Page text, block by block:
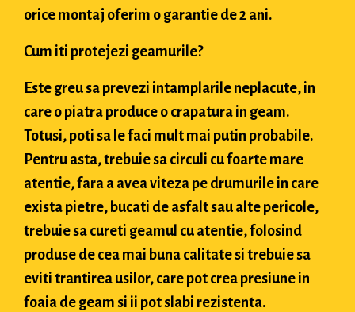
orice montaj oferim o garantie de 2 ani.
Cum iti protejezi geamurile?
Este greu sa prevezi intamplarile neplacute, in
care o piatra produce o crapatura in geam.
Totusi, poti sa le faci mult mai putin probabile.
Pentru asta, trebuie sa circuli cu foarte mare
atentie, fara a avea viteza pe drumurile in care
exista pietre, bucati de asfalt sau alte pericole,
trebuie sa cureti geamul cu atentie, folosind
produse de cea mai buna calitate si trebuie sa
eviti trantirea usilor, care pot crea presiune in
foaia de geam si ii pot slabi rezistenta.